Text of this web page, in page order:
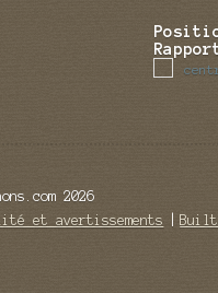
2026
et avertissements
Built